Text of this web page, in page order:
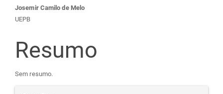
Conteúdo
do
artigo
principal
Josemir Camilo de Melo
UEPB
Resumo
Sem resumo.